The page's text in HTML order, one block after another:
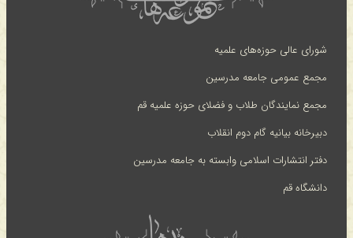
شورای عالی حوزه‌های علمیه
مجمع عمومی جامعه مدرسین
مجمع نمایندگان طلاب و فضلای حوزه علمیه قم
دبیرخانه بیانیه گام دوم انقلاب
دفتر انتشارات اسلامی وابسته به جامعه مدرسین
دانشگاه قم